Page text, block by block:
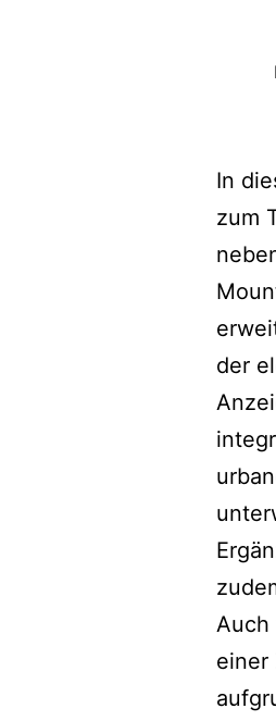
In
zum
der
Auch
einer